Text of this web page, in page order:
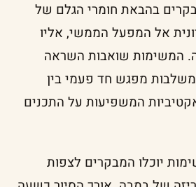
בהבאת חומרי הגלם של
אל המפעל הממשי, אליו
המשימות שואבות השראה
מפגש חד פעמי בין
המשפיעות על התכנים
יוכלו המבקרים לצפות